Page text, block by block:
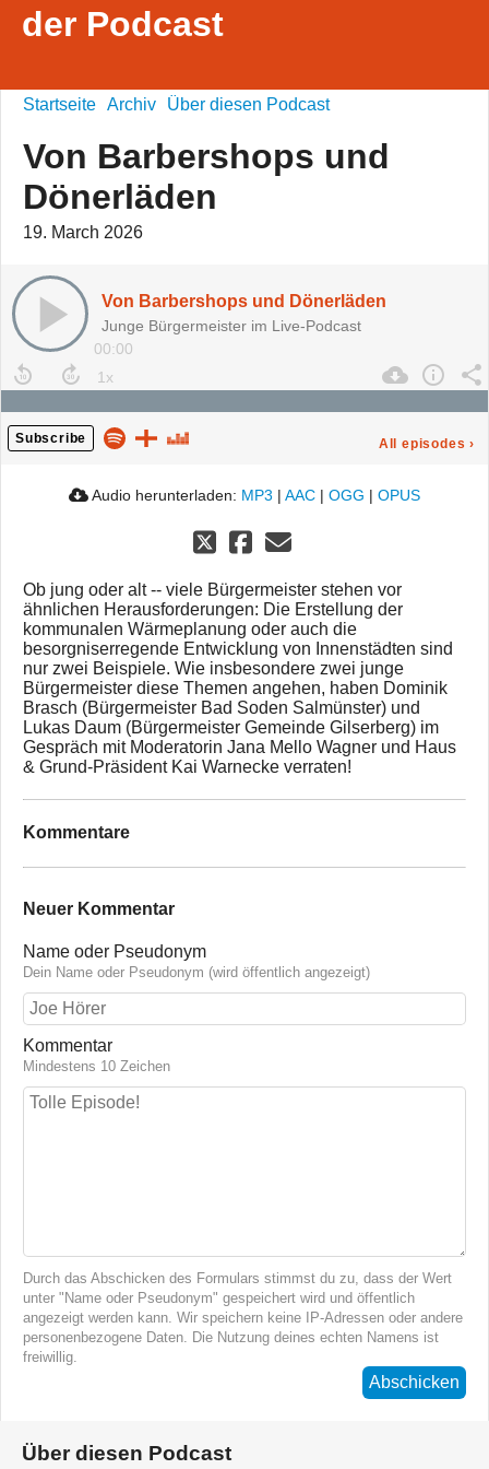
der Podcast
Startseite Archiv Über diesen Podcast
Von Barbershops und
Dönerläden
19. March 2026
Von Barbershops und Dönerläden
Junge Bürgermeister im Live-Podcast
00:00
Subscribe All episodes ›
Audio herunterladen: MP3 | AAC | OGG | OPUS
Ob jung oder alt -- viele Bürgermeister stehen vor
ähnlichen Herausforderungen: Die Erstellung der
kommunalen Wärmeplanung oder auch die
besorgniserregende Entwicklung von Innenstädten sind
nur zwei Beispiele. Wie insbesondere zwei junge
Bürgermeister diese Themen angehen, haben Dominik
Brasch (Bürgermeister Bad Soden Salmünster) und
Lukas Daum (Bürgermeister Gemeinde Gilserberg) im
Gespräch mit Moderatorin Jana Mello Wagner und Haus
& Grund-Präsident Kai Warnecke verraten!
Kommentare
Neuer Kommentar
Name oder Pseudonym
Dein Name oder Pseudonym (wird öffentlich angezeigt)
Kommentar
Mindestens 10 Zeichen
Durch das Abschicken des Formulars stimmst du zu, dass der Wert
unter "Name oder Pseudonym" gespeichert wird und öffentlich
angezeigt werden kann. Wir speichern keine IP-Adressen oder andere
personenbezogene Daten. Die Nutzung deines echten Namens ist
freiwillig.
Abschicken
Über diesen Podcast